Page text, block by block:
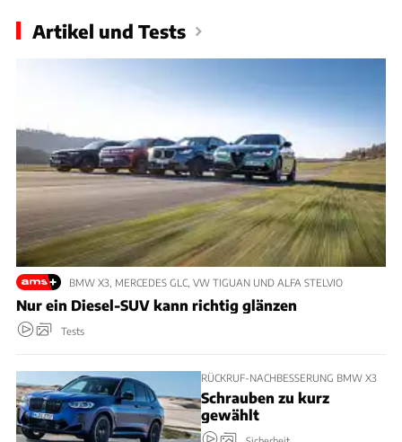
Artikel und Tests
BMW X3, MERCEDES GLC, VW TIGUAN UND ALFA STELVIO
Nur ein Diesel-SUV kann richtig glänzen
Tests
RÜCKRUF-NACHBESSERUNG BMW X3
Schrauben zu kurz
gewählt